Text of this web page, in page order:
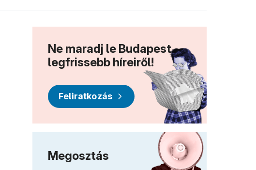
Ne maradj le Budapest
legfrissebb híreiről!
Feliratkozás
Megosztás